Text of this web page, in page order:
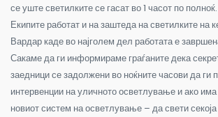
се уште светилките се гасат во 1 часот по полноќ.
Екипите работат и на заштеда на светилките на
Вардар каде во најголем дел работата е
Сакаме да ги информираме граѓаните дека
заедници се задолжени во ноќните часови да ги
интервенции на уличното осветлување и ако има
новиот систем на осветлување – да свети